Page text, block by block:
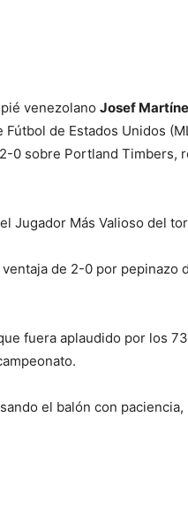
venezolano Josef
de Estados Unidos
0 sobre Portland Timbers,
Jugador Más Valioso del
de 2-0 por pepinazo
fuera aplaudido por los
el balón con